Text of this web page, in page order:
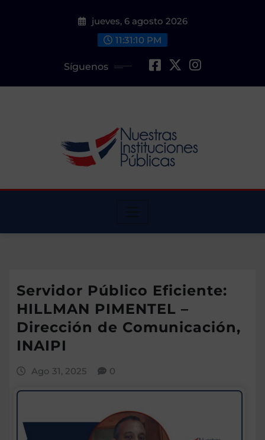
jueves, 6 agosto 2026
11:31:10 PM
Síguenos
Servidor Público Eficiente:
HILLMAN PIMENTEL –
Dirección de Comunicación,
INAIPI
Ago 31, 2025 0